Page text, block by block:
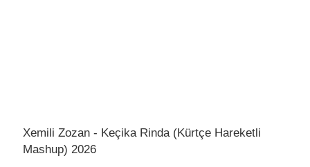
Xemili Zozan - Keçika Rinda (Kürtçe Hareketli
Mashup) 2026